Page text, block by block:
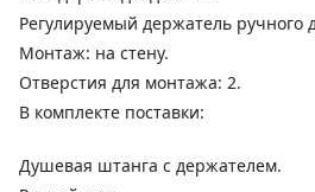
Регулируемый держатель ручного
Монтаж: на стену.
Отверстия для монтажа: 2.
В комплекте поставки:
Душевая штанга с держателем.